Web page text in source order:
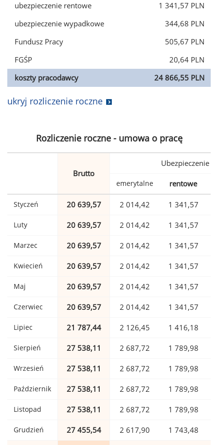
ubezpieczenie rentowe
1 341,57 PLN
ubezpieczenie wypadkowe
344,68 PLN
Fundusz Pracy
505,67 PLN
FGŚP
20,64 PLN
koszty pracodawcy
24 866,55 PLN
ukryj rozliczenie roczne
Rozliczenie roczne - umowa o pracę
Brutto
Ubezpieczenie
emerytalne rentowe
Styczeń 20 639,57 2 014,42 1 341,57
Luty 20 639,57 2 014,42 1 341,57
Marzec 20 639,57 2 014,42 1 341,57
Kwiecień 20 639,57 2 014,42 1 341,57
Maj 20 639,57 2 014,42 1 341,57
Czerwiec 20 639,57 2 014,42 1 341,57
Lipiec 21 787,44 2 126,45 1 416,18
Sierpień 27 538,11 2 687,72 1 789,98
Wrzesień 27 538,11 2 687,72 1 789,98
Październik 27 538,11 2 687,72 1 789,98
Listopad 27 538,11 2 687,72 1 789,98
Grudzień 27 455,54 2 617,90 1 743,48